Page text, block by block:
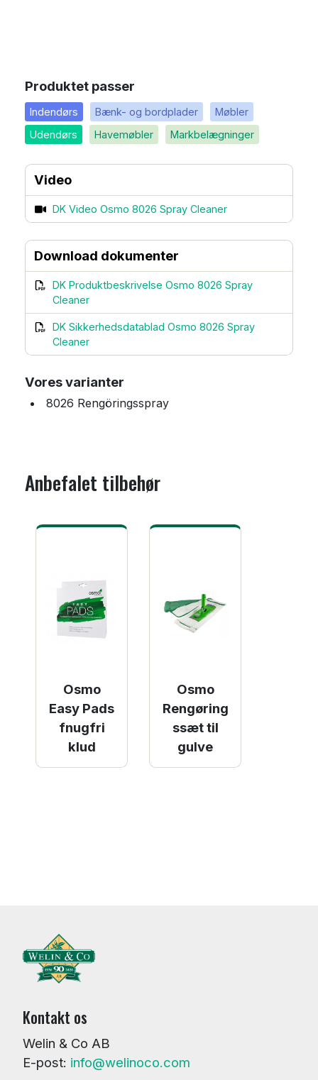
Produktet passer
Indendørs Bænk- og bordplader
Møbler
Udendørs
Havemøbler Markbelægninger
Video
DK Video Osmo 8026 Spray Cleaner
Download dokumenter
DK Produktbeskrivelse Osmo 8026 Spray
Cleaner
DK Sikkerhedsdatablad Osmo 8026 Spray
Cleaner
Vores varianter
8026 Rengöringsspray
Anbefalet tilbehør
Osmo
Easy Pads
fnugfri
klud
Osmo
Rengøring
ssæt til
gulve
Kontakt os
Welin & Co AB
E-post: info@welinoco.com